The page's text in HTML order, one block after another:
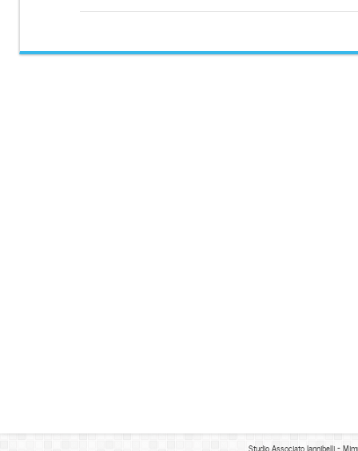
Studio Associato Iannibelli -